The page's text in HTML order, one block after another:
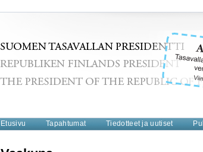
Etusivu Tapahtumat Tiedotteet ja uutiset